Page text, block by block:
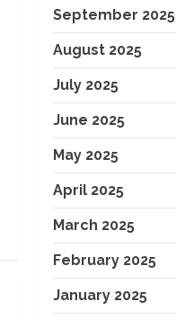
September 2025
August 2025
July 2025
June 2025
May 2025
April 2025
March 2025
February 2025
January 2025